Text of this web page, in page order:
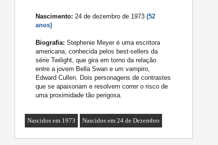
Nascimento: 24 de dezembro de 1973(52
anos)
Biografia: Stephenie Meyer é uma escritora
americana, conhecida pelos best-sellers da
série Twilight, que gira em torno da relação
entre a jovem Bella Swan e um vampiro,
Edward Cullen. Dois personagens de contrastes
que se apaixonam e resolvem correr o risco de
uma proximidade tão perigosa.
Nascidos em 1973 Nascidos em 24 de Dezembro